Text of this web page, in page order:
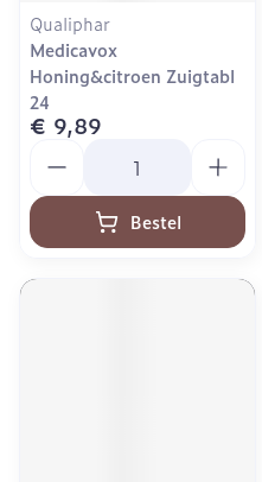
Qualiphar
Medicavox
Honing&citroen Zuigtabl
24
€ 9,89
Bestel